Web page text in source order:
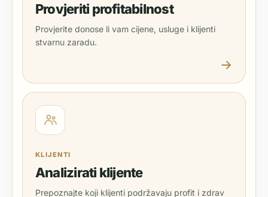
Provjeriti profitabilnost
Provjerite donose li vam cijene, usluge i klijenti
stvarnu zaradu.
KLIJENTI
Analizirati klijente
Prepoznajte koji klijenti podržavaju profit i zdrav